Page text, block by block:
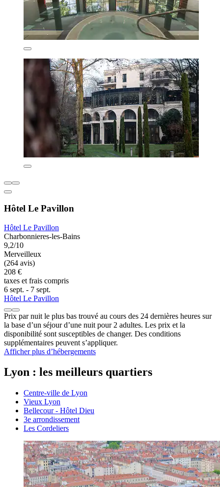
Hôtel Le Pavillon
Hôtel Le Pavillon
Charbonnieres-les-Bains
9,2/10
Merveilleux
(264 avis)
208 €
taxes et frais compris
6 sept. - 7 sept.
Hôtel Le Pavillon
Prix par nuit le plus bas trouvé au cours des 24 dernières heures sur
la base d’un séjour d’une nuit pour 2 adultes. Les prix et la
disponibilité sont susceptibles de changer. Des conditions
supplémentaires peuvent s’appliquer.
Afficher plus d’hébergements
Lyon : les meilleurs quartiers
Centre-ville de Lyon
Vieux Lyon
Bellecour - Hôtel Dieu
3e arrondissement
Les Cordeliers